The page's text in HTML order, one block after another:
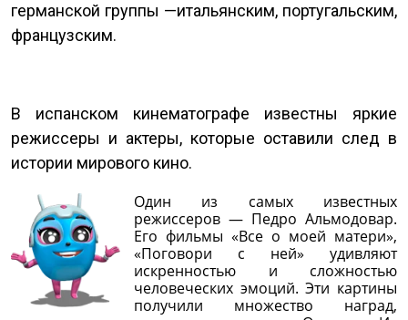
германской группы —итальянским, португальским,
французским.
В испанском кинематографе известны яркие
режиссеры и актеры, которые оставили след в
истории мирового кино.
Один из самых известных
режиссеров — Педро Альмодовар.
Его фильмы «Все о моей матери»,
«Поговори с ней» удивляют
искренностью и сложностью
человеческих эмоций. Эти картины
получили множество наград,